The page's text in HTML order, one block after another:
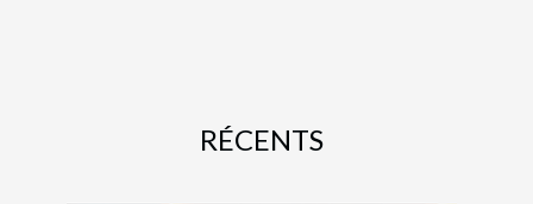
RÉCENTS